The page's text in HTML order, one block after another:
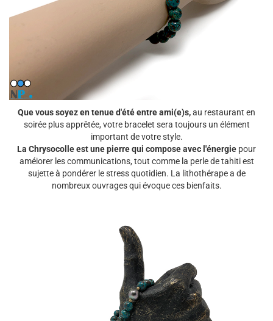
Que vous soyez en tenue d'été entre ami(e)s,au restaurant en
soirée plus apprêtée, votre bracelet sera toujours un élément
important de votre style.
La Chrysocolle est une pierre qui compose avec l'énergie pour
améiorer les communications, tout comme la perle de tahiti est
sujette à pondérer le stress quotidien. La lithothérape a de
nombreux ouvrages qui évoque ces bienfaits.